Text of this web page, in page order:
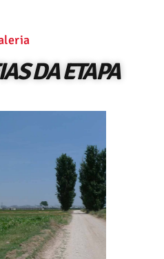
DA ETAPA